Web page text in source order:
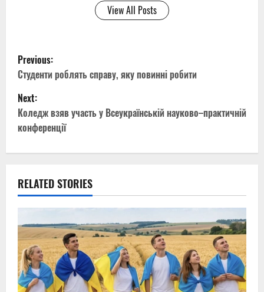
View All Posts
P
o
s
t
n
a
v
i
g
a
Previous:
Студенти роблять справу, яку повинні робити
Next:
Коледж взяв участь у Всеукраїнській науково–практичній
конференції
RELATED STORIES